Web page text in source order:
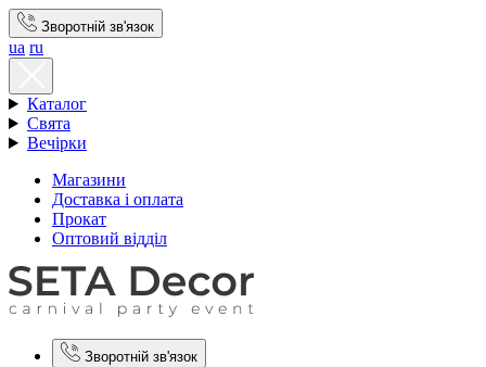
Зворотній зв'язок
ua ru
Каталог
Свята
Вечірки
Магазини
Доставка і оплата
Прокат
Оптовий відділ
Зворотній зв'язок